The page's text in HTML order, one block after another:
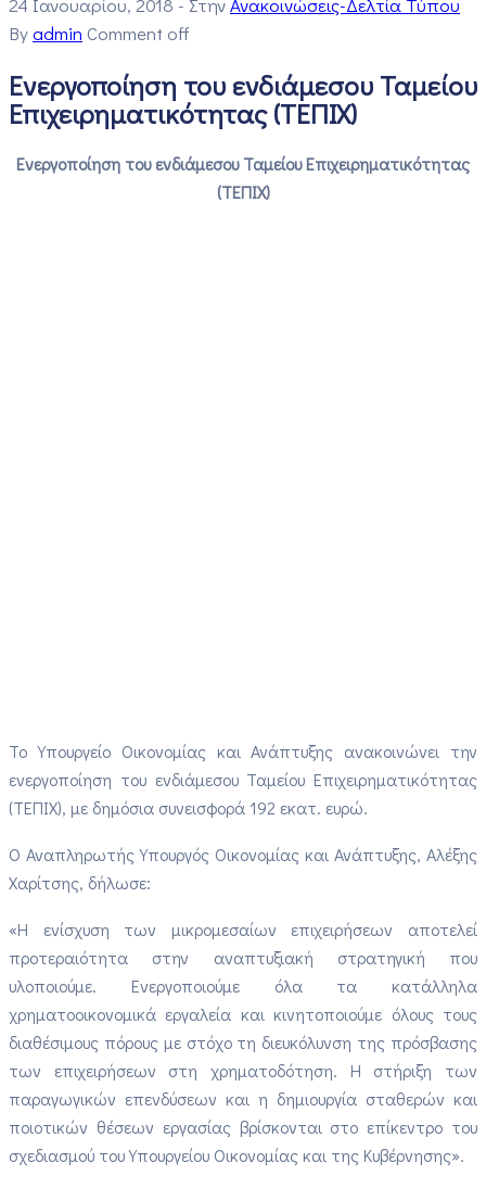
Byadmin Comment off
Ενεργοποίηση του ενδιάμεσου Ταμείου
Επιχειρηματικότητας (ΤΕΠΙΧ)
Ενεργοποίηση του ενδιάμεσου Ταμείου Επιχειρηματικότητας
(ΤΕΠΙΧ)
Το Υπουργείο Οικονομίας και Ανάπτυξης ανακοινώνει την
ενεργοποίηση του ενδιάμεσου Ταμείου Επιχειρηματικότητας
(ΤΕΠΙΧ), με δημόσια συνεισφορά 192 εκατ. ευρώ.
Ο Αναπληρωτής Υπουργός Οικονομίας και Ανάπτυξης, Αλέξης
Χαρίτσης, δήλωσε:
«Η ενίσχυση των μικρομεσαίων επιχειρήσεων αποτελεί
προτεραιότητα στην αναπτυξιακή στρατηγική που
υλοποιούμε. Ενεργοποιούμε όλα τα κατάλληλα
χρηματοοικονομικά εργαλεία και κινητοποιούμε όλους τους
διαθέσιμους πόρους με στόχο τη διευκόλυνση της πρόσβασης
των επιχειρήσεων στη χρηματοδότηση. Η στήριξη των
παραγωγικών επενδύσεων και η δημιουργία σταθερών και
ποιοτικών θέσεων εργασίας βρίσκονται στο επίκεντρο του
σχεδιασμού του Υπουργείου Οικονομίας και της Κυβέρνησης».